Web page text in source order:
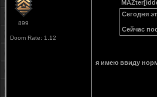
899
Doom Rate: 1.12
Сегодня
Сейчас
я имею ввиду